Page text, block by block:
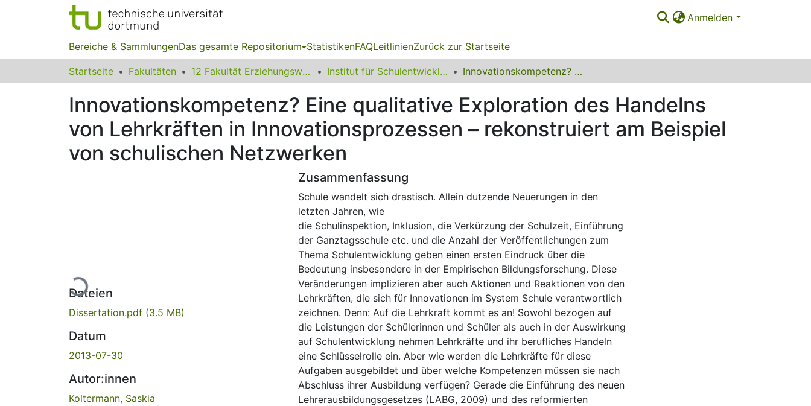
Anmelden
Bereiche & SammlungenDas gesamte Repositorium StatistikenFAQLeitlinienZurück zur Startseite
Startseite Fakultäten 12 Fakultät Erziehungswissenschaft, Psychologie und Bildungsforschung Institut für Schulentwicklungsforschung Innovationskompetenz? Eine qualitative Exploration des Handelns von Lehrkräften in Innovationsprozessen – rekonstruiert am Beispiel von schulischen Netzwerken
Innovationskompetenz? Eine qualitative Exploration des Handelns
von Lehrkräften in Innovationsprozessen – rekonstruiert am Beispiel
von schulischen Netzwerken
Lade...
Dateien
Dissertation.pdf (3.5 MB)
Datum
2013-07-30
Autor:innen
Koltermann, Saskia
Zusammenfassung
Schule wandelt sich drastisch. Allein dutzende Neuerungen in den
letzten Jahren, wie
die Schulinspektion, Inklusion, die Verkürzung der Schulzeit, Einführung
der Ganztagsschule etc. und die Anzahl der Veröffentlichungen zum
Thema Schulentwicklung geben einen ersten Eindruck über die
Bedeutung insbesondere in der Empirischen Bildungsforschung. Diese
Veränderungen implizieren aber auch Aktionen und Reaktionen von den
Lehrkräften, die sich für Innovationen im System Schule verantwortlich
zeichnen. Denn: Auf die Lehrkraft kommt es an! Sowohl bezogen auf
die Leistungen der Schülerinnen und Schüler als auch in der Auswirkung
auf Schulentwicklung nehmen Lehrkräfte und ihr berufliches Handeln
eine Schlüsselrolle ein. Aber wie werden die Lehrkräfte für diese
Aufgaben ausgebildet und über welche Kompetenzen müssen sie nach
Abschluss ihrer Ausbildung verfügen? Gerade die Einführung des neuen
Lehrerausbildungsgesetzes (LABG, 2009) und des reformierten